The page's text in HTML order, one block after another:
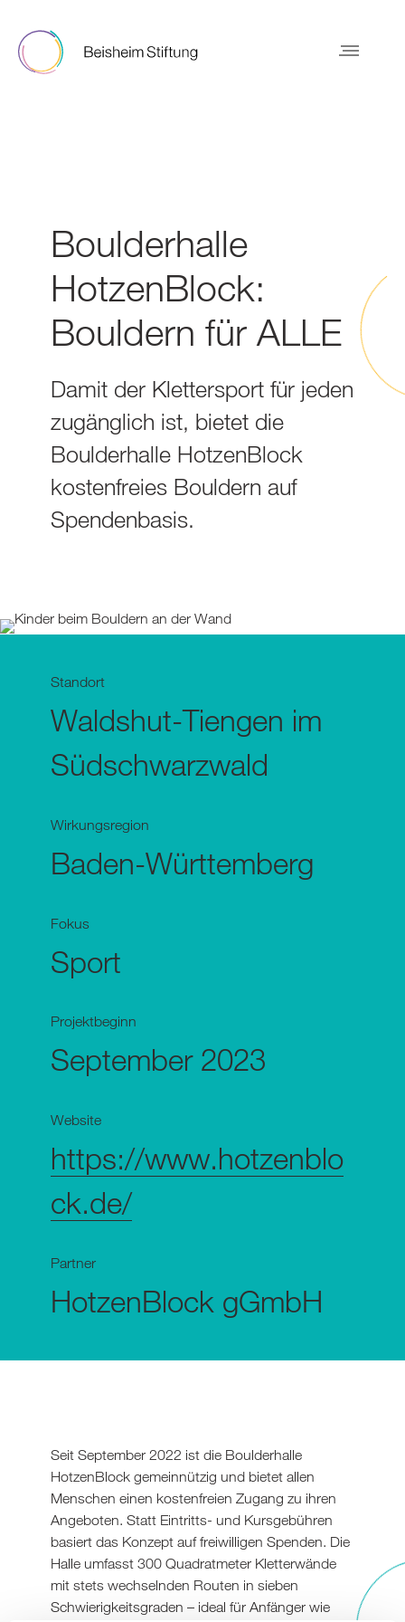
Boulderhalle
HotzenBlock:
Bouldern für ALLE
Damit der Klettersport für jeden
zugänglich ist, bietet die
Boulderhalle HotzenBlock
kostenfreies Bouldern auf
Spendenbasis.
Standort
Waldshut-Tiengen im
Südschwarzwald
Wirkungsregion
Baden-Württemberg
Fokus
Sport
Projektbeginn
September 2023
Website
https://www.hotzenblo
ck.de/
Partner
HotzenBlock gGmbH
Seit September 2022 ist die Boulderhalle
HotzenBlock gemeinnützig und bietet allen
Menschen einen kostenfreien Zugang zu ihren
Angeboten. Statt Eintritts- und Kursgebühren
basiert das Konzept auf freiwilligen Spenden. Die
Halle umfasst 300 Quadratmeter Kletterwände
mit stets wechselnden Routen in sieben
Schwierigkeitsgraden – ideal für Anfänger wie